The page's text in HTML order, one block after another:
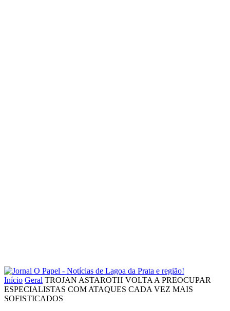
Início Geral TROJAN ASTAROTH VOLTA A PREOCUPAR
ESPECIALISTAS COM ATAQUES CADA VEZ MAIS
SOFISTICADOS